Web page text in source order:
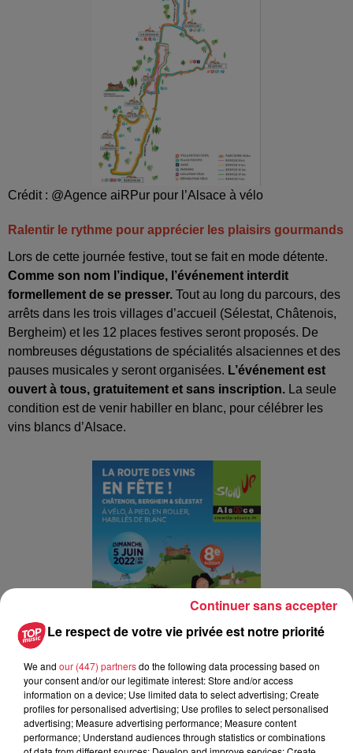
Crédit : @Agence aiRPur pour l’Alsace à vélo
Ralentir le rythme pour apprécier les plaisirs gourmands
Lors de cette journée festive, tout se fait en mode détente.
Comme son nom l’indique, l’événement interdit
formellement de se presser. Tout au long du parcours, des
arrêts dans les trois villages d’accueil (Sélestat, Châtenois,
Bergheim) et les 12 places festives seront proposés. De
nombreuses dégustations de spécialités alsaciennes et des
pauses musicales y seront organisées. L’événement est
ouvert à tous, gratuitement et sans inscription. La seule
condition est de venir habiller en blanc, pour célébrer les
vins blancs d’Alsace.
................................................
A lire également :
Le respect de votre vie privée est notre priorité
We and our (447) partnersdo the following data processing based on
your consent and/or our legitimate interest: Store and/or access
information on a device; Use limited data to select advertising; Create
profiles for personalised advertising; Use profiles to select personalised
advertising; Measure advertising performance; Measure content
performance; Understand audiences through statistics or combinations
Continuer sans accepter